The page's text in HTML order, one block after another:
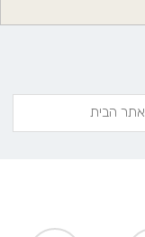
אתר הבית